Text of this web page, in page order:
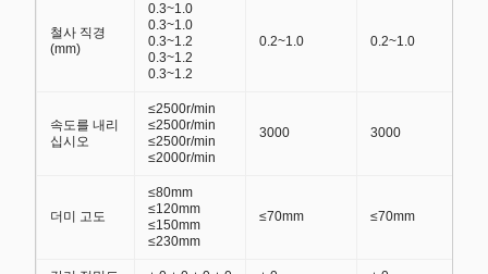
철사 직경
(mm)
0.3~1.0
0.3~1.0
0.3~1.2
0.3~1.2
0.3~1.2
0.2~1.0 0.2~1.0
속도를 내리
십시오
≤2500r/min
≤2500r/min
≤2500r/min
≤2000r/min
3000 3000
더미 고도
≤80mm
≤120mm
≤150mm
≤230mm
≤70mm ≤70mm